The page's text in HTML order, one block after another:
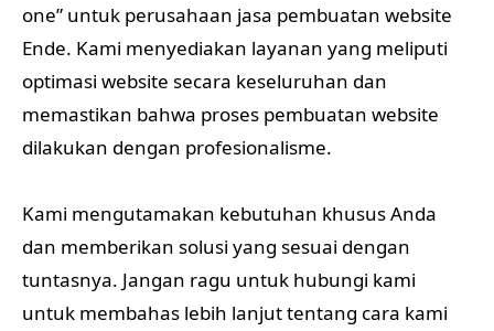
one” untuk perusahaan jasa pembuatan website
Ende. Kami menyediakan layanan yang meliputi
optimasi website secara keseluruhan dan
memastikan bahwa proses pembuatan website
dilakukan dengan profesionalisme.
Kami mengutamakan kebutuhan khusus Anda
dan memberikan solusi yang sesuai dengan
tuntasnya. Jangan ragu untuk hubungi kami
untuk membahas lebih lanjut tentang cara kami